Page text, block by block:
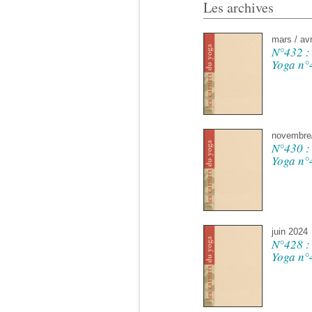
Les archives
mars /
N°432
Yoga
N°430
Yoga
juin 2024
N°428
Yoga